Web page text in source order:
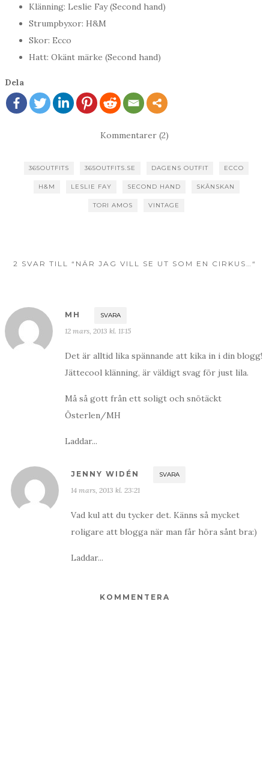
Klänning: Leslie Fay (Second hand)
Strumpbyxor: H&M
Skor: Ecco
Hatt: Okänt märke (Second hand)
Dela
Kommentarer (2)
365OUTFITS 365OUTFITS.SE DAGENS OUTFIT ECCO
H&M LESLIE FAY SECOND HAND SKÅNSKAN
TORI AMOS VINTAGE
2 SVAR TILL “NÄR JAG VILL SE UT SOM EN CIRKUS…“
MH SVARA
12 mars, 2013 kl. 11:15
Det är alltid lika spännande att kika in i din blogg!
Jättecool klänning, är väldigt svag för just lila.
Må så gott från ett soligt och snötäckt
Österlen/MH
Laddar...
JENNY WIDÉN SVARA
14 mars, 2013 kl. 23:21
Vad kul att du tycker det. Känns så mycket
roligare att blogga när man får höra sånt bra:)
Laddar...
KOMMENTERA